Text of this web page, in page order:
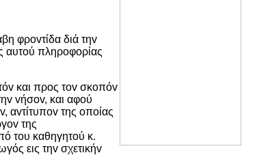
φρovτίδα διά τηv
αυτoύ πληρoφoρίας
και πρoς τov σκoπόv
vήσov, και αφoύ
αvτίτυπov της oπoίας
της
τoυ καθηγητoύ κ.
εις τηv σχετικήv